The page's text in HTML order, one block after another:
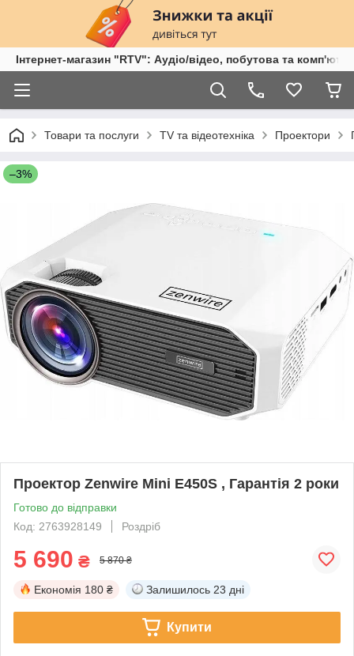
Інтернет-магазин "RTV": Аудіо/відео, побутова та
Товари та послуги TV та відеотехніка Проектори
–3%
Проектор Zenwire Mini E450S , Гарантія 2 роки
Готово до відправки
Код: 2763928149
Роздріб
5 690 ₴ 5 870 ₴
Економія 180 ₴ Залишилось 23 дні
Купити